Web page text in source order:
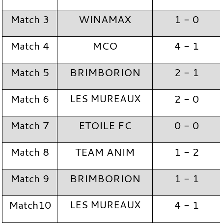
Match 3
WINAMAX
1 - 0
Match 4
MCO
4 - 1
Match 5
BRIMBORION
2 - 1
Match 6
LES MUREAUX
2 - 0
Match 7
ETOILE FC
0 - 0
Match 8
TEAM ANIM
1 - 2
Match 9
BRIMBORION
1 - 1
Match10
LES MUREAUX
4 - 1